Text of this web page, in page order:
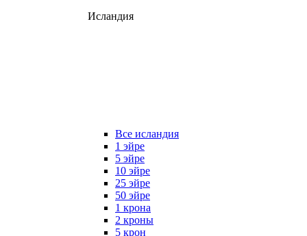
Исландия
Все исландия
1 эйре
5 эйре
10 эйре
25 эйре
50 эйре
1 крона
2 кроны
5 крон